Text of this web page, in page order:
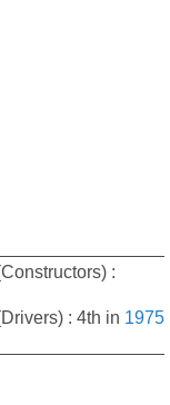
:
: 4th in 1975